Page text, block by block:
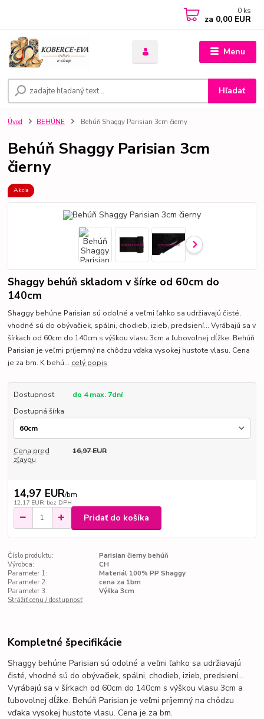
Menu
Hľadať
0 ks
za 0,00 EUR
Úvod BEHÚNE Behúň Shaggy Parisian 3cm čierny
Behúň Shaggy Parisian 3cm
čierny
Akcia
Shaggy behúň skladom v šírke od 60cm do
140cm
Shaggy behúne Parisian sú odolné a veľmi ľahko sa udržiavajú čisté,
vhodné sú do obývačiek, spálni, chodieb, izieb, predsiení... Vyrábajú sa v
šírkach od 60cm do 140cm s výškou vlasu 3cm a ľubovolnej dĺžke. Behúň
Parisian je veľmi príjemný na chôdzu vďaka vysokej hustote vlasu. Cena
je za bm. K behú... celý popis
Dostupnosť
do 4 max. 7dní
Dostupná šírka
Cena pred
zľavou
16,97 EUR
14,97 EUR/bm
12,17 EUR bez DPH
Pridať do košíka
Číslo produktu:
Parisian čierny behúň
Výrobca:
CH
Parameter 1:
Materiál 100% PP Shaggy
Parameter 2:
cena za 1bm
Parameter 3:
Výška 3cm
Strážiť cenu / dostupnosť
Kompletné špecifikácie
Shaggy behúne Parisian sú odolné a veľmi ľahko sa udržiavajú
čisté,vhodné sú do obývačiek, spálni, chodieb, izieb, predsiení...
Vyrábajú sa v šírkach od 60cm do 140cm s výškou vlasu 3cm a
ľubovolnej dĺžke. Behúň Parisian je veľmi príjemný na chôdzu
vďaka vysokej hustote vlasu. Cena je za bm.